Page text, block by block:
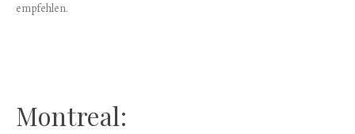
empfehlen.
Montreal: